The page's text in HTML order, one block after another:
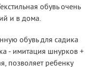
обувь очень
и в дома.
обувь для садика
- имитация шнурков +
позволяет ребенку